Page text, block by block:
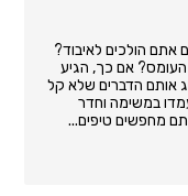
הולכים לאיבוד?
העומס? אם כך, הגיע
אותם הדברים שלא קל
במשימה וחדר
מחפשים טיפים...